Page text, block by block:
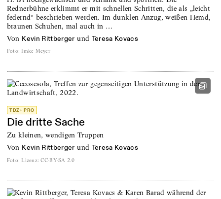
Rednerbühne erklimmt er mit schnellen Schritten, die als „leicht
federnd“ beschrieben werden. Im dunklen Anzug, weißen Hemd,
braunen Schuhen, mal auch in …
von Kevin Rittberger und Teresa Kovacs
Foto: Imke Meyer
TDZ+ PRO
Die dritte Sache
Zu kleinen, wendigen Truppen
von Kevin Rittberger und Teresa Kovacs
Foto: Lizenz: CC-BY-SA 2.0